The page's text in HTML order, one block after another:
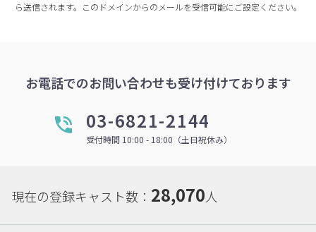
ら送信されます。このドメインからのメールを受信可能にご設定ください。
お電話でのお問い合わせも受け付けております
03-6821-2144
受付時間 10:00 - 18:00（土日祝休み）
現在の登録キャスト数： 28,070人